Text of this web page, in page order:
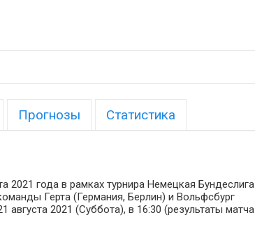
Прогнозы Статистика
2021 года в рамках турнира Немецкая Бундеслига
Герта (Германия, Берлин) и Вольфсбург
августа 2021 (Суббота), в 16:30 (результаты матча